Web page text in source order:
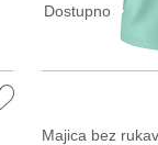
Dostupno
Majica bez